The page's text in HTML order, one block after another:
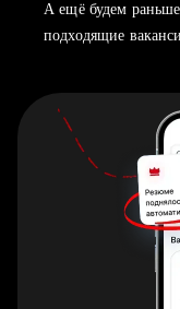
А ещё будем
подходящие